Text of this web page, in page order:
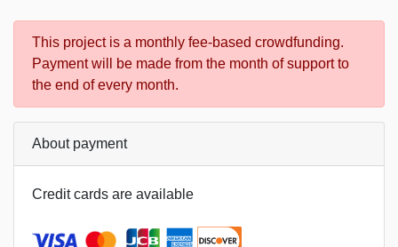
This project is a monthly fee-based crowdfunding.
Payment will be made from the month of support to
the end of every month.
About payment
Credit cards are available